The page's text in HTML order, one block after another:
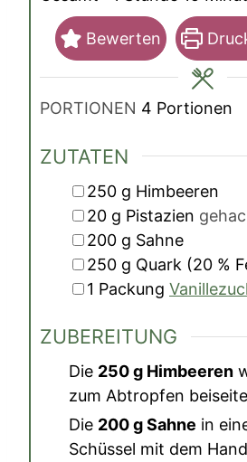
Bewerten
PORTIONEN 4 Portionen
ZUTATEN
▢
250 g Himbeeren
▢
20 g Pistazien
▢
200 g Sahne
▢
250 g Quark (20 %
▢
1 Packung
ZUBEREITUNG
Die 250 g Himbeeren
zum Abtropfen
Die 200 g Sahne in
Schüssel mit dem